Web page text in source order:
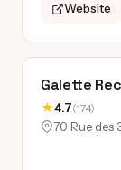
Website
Galette
★4.7(174)
70 Rue des